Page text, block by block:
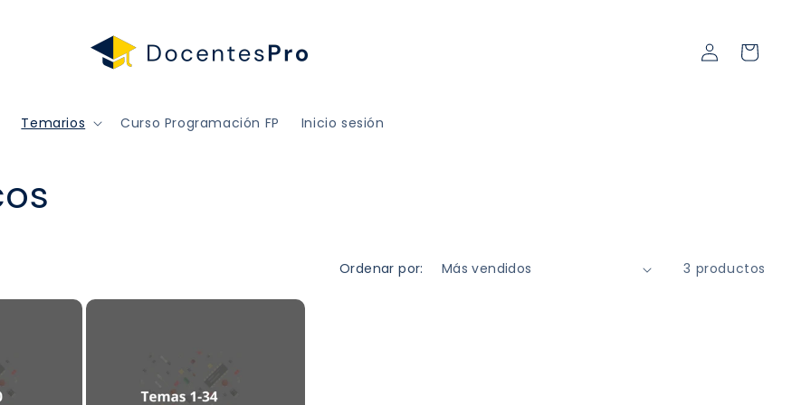
Temarios Curso Programación FP Inicio sesión
Iniciar
sesión
Carrito
Ordenar por: 3 productos